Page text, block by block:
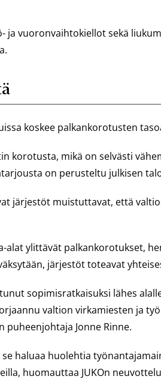
ja vuoronvaihtokiellot sekä
koskee palkankorotusten
korotusta, mikä on selvästi
on perusteltu julkisen
järjestöt muistuttavat, että
alat ylittävät palkankorotukset,
järjestöt toteavat
sopimisratkaisuksi lähes
valtion virkamiesten ja
puheenjohtaja Jonne Rinne.
haluaa huolehtia
huomauttaa JUKOn